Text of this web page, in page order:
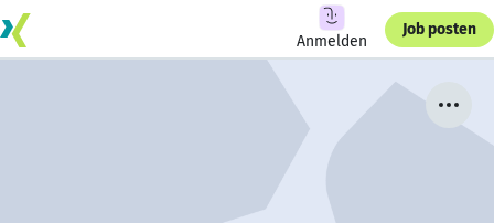
Anmelden
Job posten